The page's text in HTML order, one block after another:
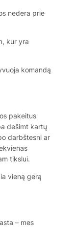
nedera prie
kur yra
komandą
pakeitus
dešimt kartų
darbštesni ar
tikslui.
vieną gerą
– mes